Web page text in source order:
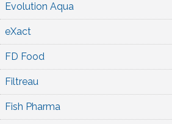
Evolution Aqua
eXact
FD Food
Filtreau
Fish Pharma